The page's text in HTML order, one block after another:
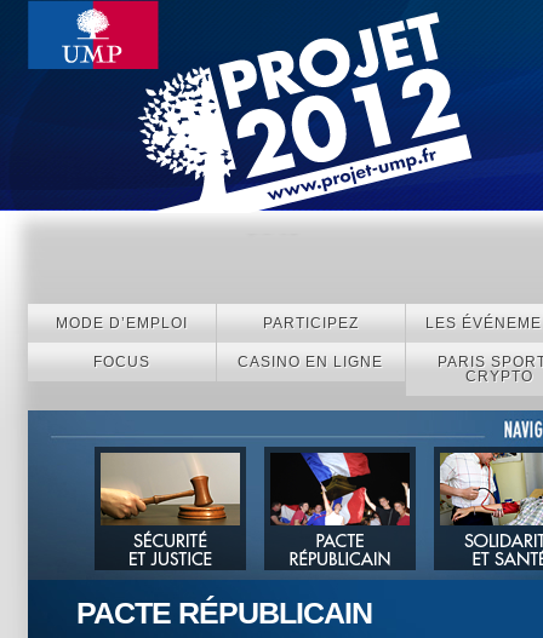
MODE D’EMPLOI PARTICIPEZ LES
FOCUS CASINO EN LIGNE
PARIS
CRYPTO
PACTE RÉPUBLICAIN